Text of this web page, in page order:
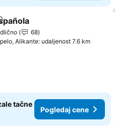
u favorite
68
Alikante: udaljenost 7.6 km
tačne
Pogledaj cene